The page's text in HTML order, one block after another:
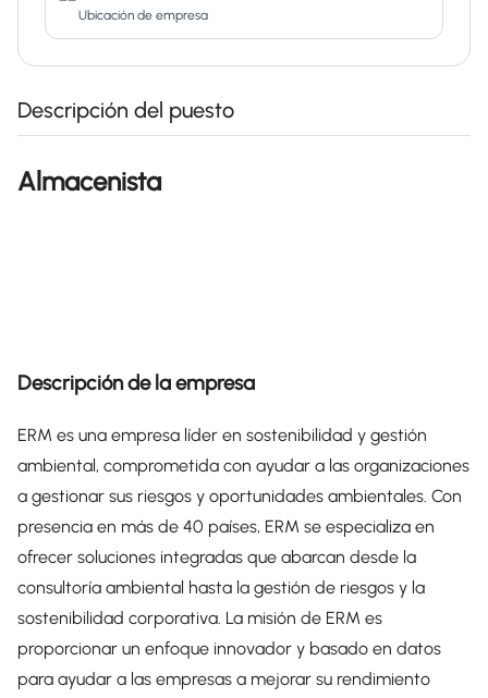
Ubicación de empresa
Descripción del puesto
Almacenista
Descripción de la empresa
ERM es una empresa líder en sostenibilidad y gestión
ambiental, comprometida con ayudar a las organizaciones
a gestionar sus riesgos y oportunidades ambientales. Con
presencia en más de 40 países, ERM se especializa en
ofrecer soluciones integradas que abarcan desde la
consultoría ambiental hasta la gestión de riesgos y la
sostenibilidad corporativa. La misión de ERM es
proporcionar un enfoque innovador y basado en datos
para ayudar a las empresas a mejorar su rendimiento